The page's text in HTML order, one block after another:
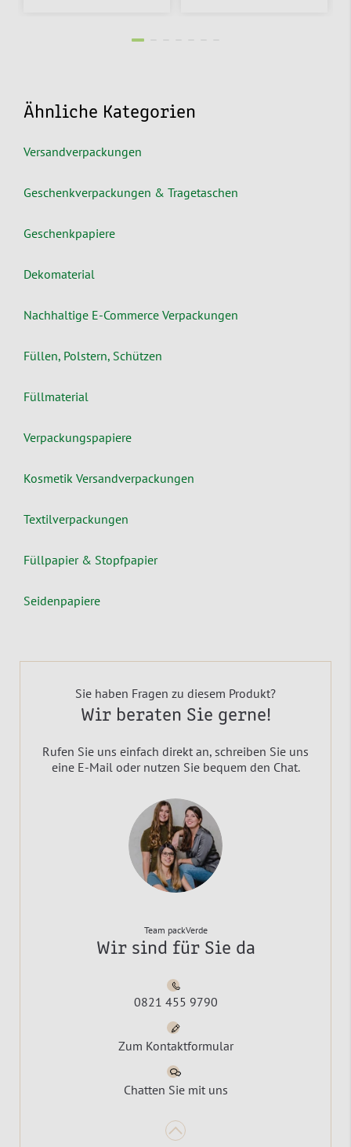
Ähnliche Kategorien
Versandverpackungen
Geschenkverpackungen & Tragetaschen
Geschenkpapiere
Dekomaterial
Nachhaltige E-Commerce Verpackungen
Füllen, Polstern, Schützen
Füllmaterial
Verpackungspapiere
Kosmetik Versandverpackungen
Textilverpackungen
Füllpapier & Stopfpapier
Seidenpapiere
Sie haben Fragen zu diesem Produkt?
Wir beraten Sie gerne!
Rufen Sie uns einfach direkt an, schreiben Sie uns
eine E-Mail oder nutzen Sie bequem den Chat.
Team packVerde
Wir sind für Sie da
0821 455 9790
Zum Kontaktformular
Chatten Sie mit uns